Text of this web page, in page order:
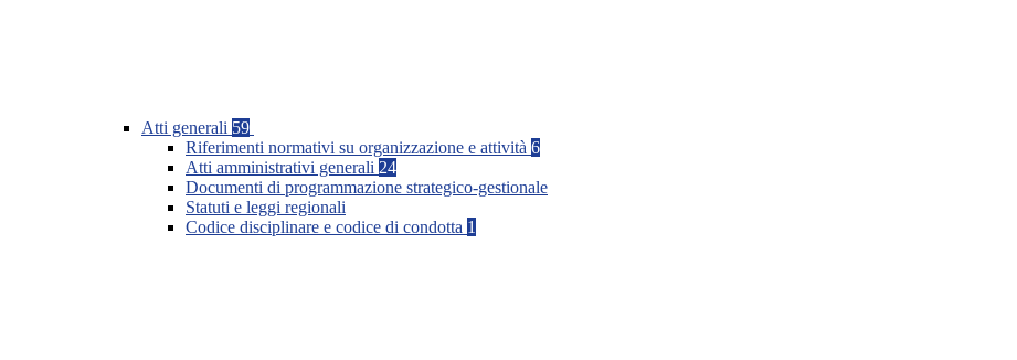
Atti generali 59
Riferimenti normativi su organizzazione e attività 6
Atti amministrativi generali 24
Documenti di programmazione strategico-gestionale
Statuti e leggi regionali
Codice disciplinare e codice di condotta 1